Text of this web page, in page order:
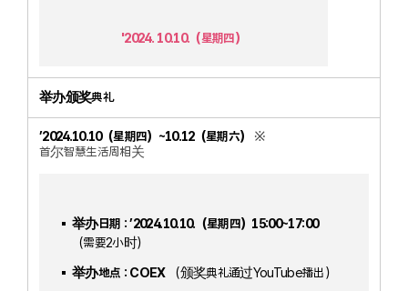
'2024. 10.10.（星期四）
举办颁奖典礼
’2024.10.10（星期四）~10.12（星期六）
※
首尔智慧生活周相关
举办日期 : ’2024.10.10.（星期四）15:00~17:00
（需要2小时）
举办地点 : COEX（颁奖典礼通过YouTube播出）